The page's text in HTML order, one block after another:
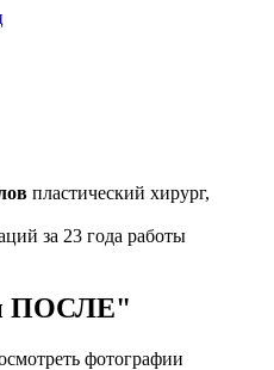
пластический хирург,
за 23 года работы
ПОСЛЕ"
фотографии